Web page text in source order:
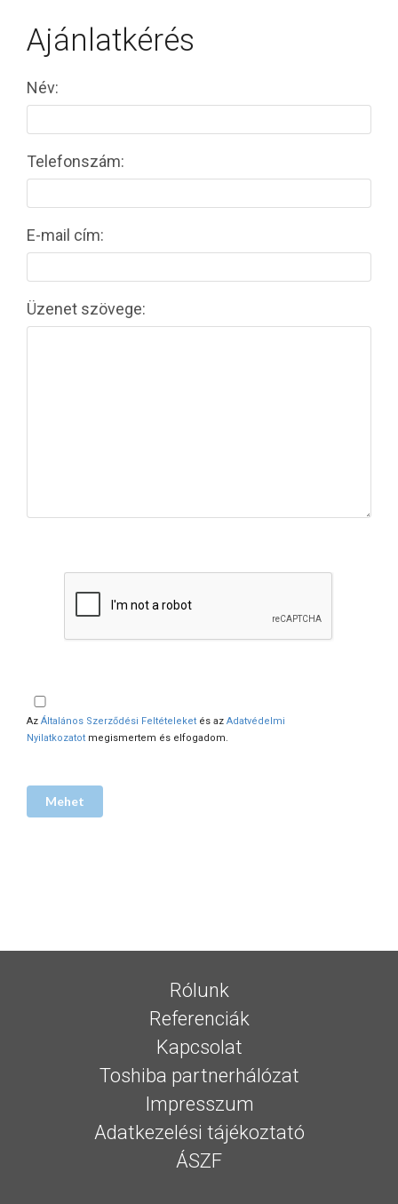
Ajánlatkérés
Név:
Telefonszám:
E-mail cím:
Üzenet szövege:
Az Általános Szerződési Feltételeket és az Adatvédelmi
Nyilatkozatot megismertem és elfogadom.
Rólunk
Referenciák
Kapcsolat
Toshiba partnerhálózat
Impresszum
Adatkezelési tájékoztató
ÁSZF